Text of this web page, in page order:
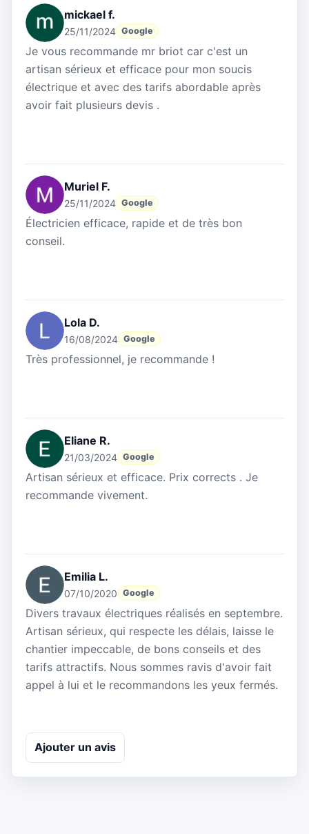
mickael f.
25/11/2024 Google
Je vous recommande mr briot car c'est un
artisan sérieux et efficace pour mon soucis
électrique et avec des tarifs abordable après
avoir fait plusieurs devis .
Muriel F.
25/11/2024 Google
Électricien efficace, rapide et de très bon
conseil.
Lola D.
16/08/2024 Google
Très professionnel, je recommande !
Eliane R.
21/03/2024 Google
Artisan sérieux et efficace. Prix corrects . Je
recommande vivement.
Emilia L.
07/10/2020 Google
Divers travaux électriques réalisés en septembre.
Artisan sérieux, qui respecte les délais, laisse le
chantier impeccable, de bons conseils et des
tarifs attractifs. Nous sommes ravis d'avoir fait
appel à lui et le recommandons les yeux fermés.
Ajouter un avis